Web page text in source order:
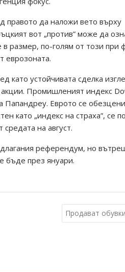
правото да наложи вето върху
вот „против” може да
размер, по-голям от този при
еврозоната.
като устойчивата сделка
Промишленият индекс
Папандреу. Еврото се
като „индекс на страха”, се
на август.
референдум, но
бъде през януари.
Продават